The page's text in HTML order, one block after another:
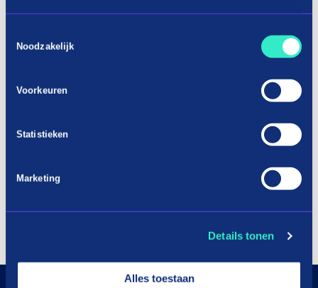
Noodzakelijk
Voorkeuren
Statistieken
Marketing
Details tonen
Alles toestaan